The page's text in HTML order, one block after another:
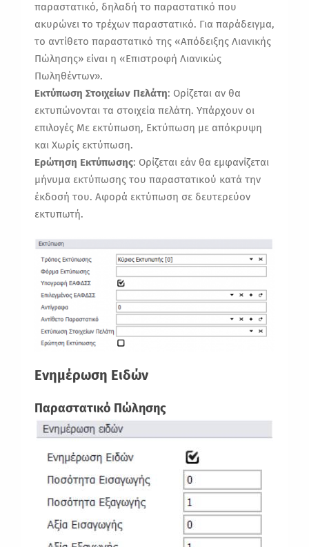
παραστατικό, δηλαδή το παραστατικό που
ακυρώνει το τρέχων παραστατικό. Για παράδειγμα,
το αντίθετο παραστατικό της «Απόδειξης Λιανικής
Πώλησης» είναι η «Επιστροφή Λιανικώς
Πωληθέντων».
Εκτύπωση Στοιχείων Πελάτη: Ορίζεται αν θα
εκτυπώνονται τα στοιχεία πελάτη. Υπάρχουν οι
επιλογές Με εκτύπωση, Εκτύπωση με απόκρυψη
και Χωρίς εκτύπωση.
Ερώτηση Εκτύπωσης: Ορίζεται εάν θα εμφανίζεται
μήνυμα εκτύπωσης του παραστατικού κατά την
έκδοσή του. Αφορά εκτύπωση σε δευτερεύον
εκτυπωτή.
Ενημέρωση Ειδών
Παραστατικό Πώλησης